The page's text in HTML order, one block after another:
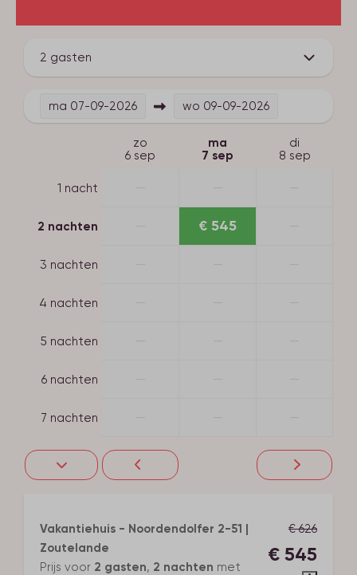
2 gasten
ma 07-09-2026 wo 09-09-2026
zo
6 sep
ma
7 sep
di
8 sep
1 nacht
2 nachten € 545
3 nachten
4 nachten
5 nachten
6 nachten
7 nachten
€ 626
€ 545
Vakantiehuis - Noordendolfer 2-51 |
Zoutelande
Prijs voor 2 gasten, 2 nachten met